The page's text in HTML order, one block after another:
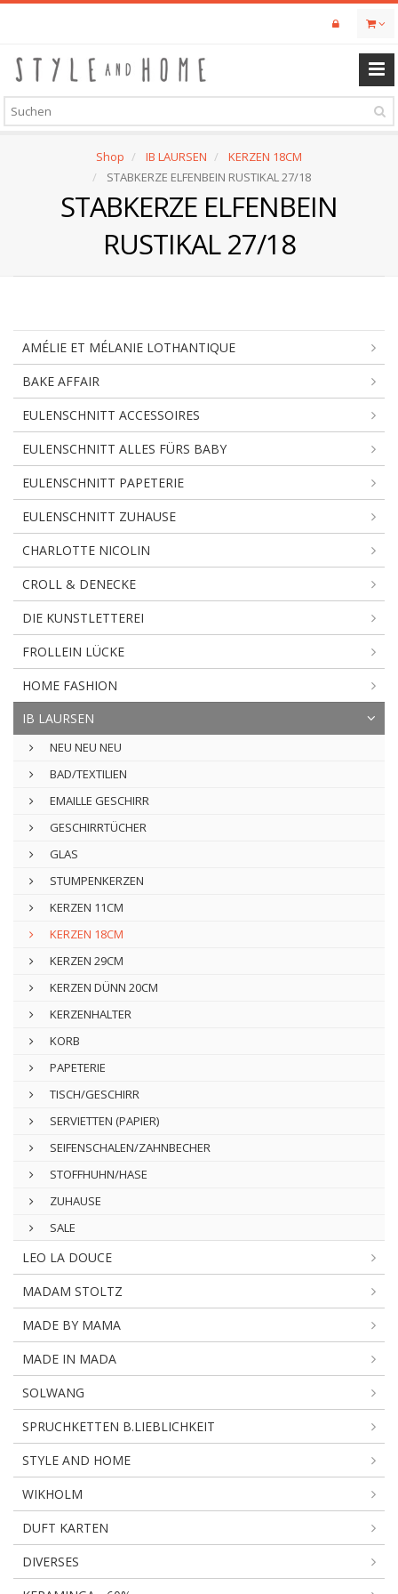
Skip
content
Shop IB LAURSEN
KERZEN 18CM
STABKERZE ELFENBEIN RUSTIKAL 27/18
STABKERZE ELFENBEIN
RUSTIKAL 27/18
AMÉLIE ET MÉLANIE LOTHANTIQUE
BAKE AFFAIR
EULENSCHNITT ACCESSOIRES
EULENSCHNITT ALLES FÜRS BABY
EULENSCHNITT PAPETERIE
EULENSCHNITT ZUHAUSE
CHARLOTTE NICOLIN
CROLL & DENECKE
DIE KUNSTLETTEREI
FROLLEIN LÜCKE
HOME FASHION
IB LAURSEN
NEU NEU NEU
BAD/TEXTILIEN
EMAILLE GESCHIRR
GESCHIRRTÜCHER
GLAS
STUMPENKERZEN
KERZEN 11CM
KERZEN 18CM
KERZEN 29CM
KERZEN DÜNN 20CM
KERZENHALTER
KORB
PAPETERIE
TISCH/GESCHIRR
SERVIETTEN (PAPIER)
SEIFENSCHALEN/ZAHNBECHER
STOFFHUHN/HASE
ZUHAUSE
SALE
LEO LA DOUCE
MADAM STOLTZ
MADE BY MAMA
MADE IN MADA
SOLWANG
SPRUCHKETTEN B.LIEBLICHKEIT
STYLE AND HOME
WIKHOLM
DUFT KARTEN
DIVERSES